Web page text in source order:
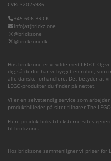
CVR: 32025986
+45 606 BRICK
info(at)brickz.one
@brickzone
@brickzonedk
Hos brickzone er vi vilde med LEGO! Og
dig, så derfor har vi bygget en robot,
alle danske forhandlere. Det betyder at
LEGO-produkter du finder på nettet.
Vi er en selvstændig service som
produktbilleder på sitet tilhører The
Flere produktlinks til eksterne sites
til brickzone.
Hos brickzone sammenligner vi priser for